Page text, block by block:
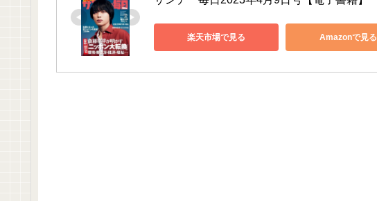
楽天市場で見る Amazonで見る